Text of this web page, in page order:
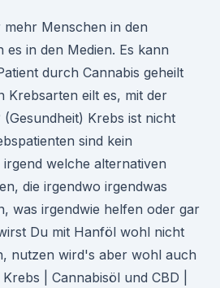
mehr Menschen in den
es in den Medien. Es kann
durch Cannabis geheilt
Krebsarten eilt es, mit der
Krebs ist nicht
sind kein
welche alternativen
die irgendwo irgendwas
was irgendwie helfen oder gar
Du mit Hanföl wohl nicht
nutzen wird's aber wohl auch
| Cannabisöl und CBD |